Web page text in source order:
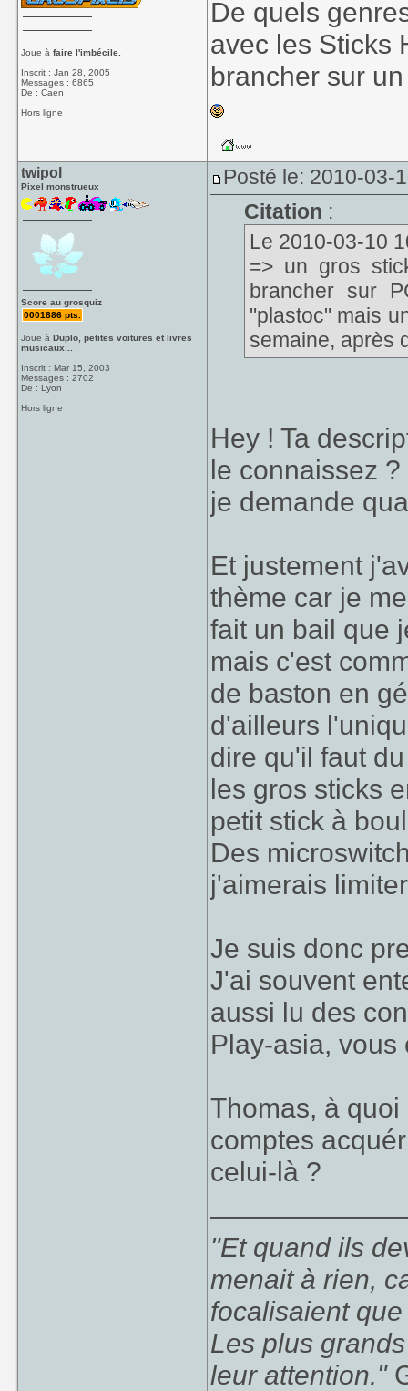
Joue àfaire l'imbécile.
Inscrit : Jan 28, 2005
Messages : 6865
De : Caen
Hors ligne
De quels
avec les Sticks
brancher sur
twipol
Pixel monstrueux
Score au grosquiz
0001886 pts.
Joue àDuplo, petites voitures et livres
musicaux...
Inscrit : Mar 15, 2003
Messages : 2702
De : Lyon
Hors ligne
Posté le: 2010-03-
Citation :
Le 2010-03-10
=> un gros
brancher sur
"plastoc" mais
semaine, après
Hey ! Ta
le connaissez
je demande
Et justement
thème car je
fait un bail que
mais c'est
de baston en
d'ailleurs
dire qu'il faut
les gros sticks
petit stick à
Des
j'aimerais
Je suis donc
J'ai souvent
aussi lu des
Play-asia,
Thomas, à
comptes
celui-là ?
"Et quand ils
menait à rien,
focalisaient
Les plus
leur attention."